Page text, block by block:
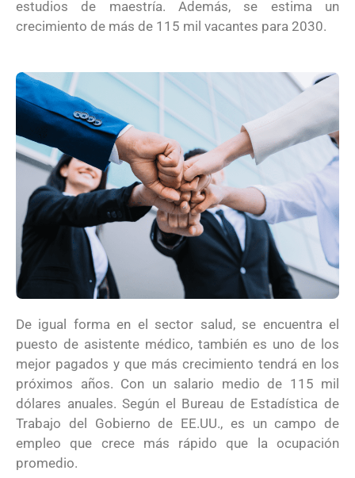
estudios de maestría. Además, se estima un
crecimiento de más de 115 mil vacantes para 2030.
De igual forma en el sector salud, se encuentra el
puesto de asistente médico, también es uno de los
mejor pagados y que más crecimiento tendrá en los
próximos años. Con un salario medio de 115 mil
dólares anuales. Según el Bureau de Estadística de
Trabajo del Gobierno de EE.UU., es un campo de
empleo que crece más rápido que la ocupación
promedio.